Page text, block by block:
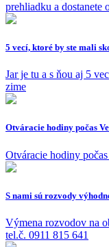
prehliadku a dostanete
5 vecí, ktoré by ste mali
Jar je tu a s ňou aj 5
zime
Otváracie hodiny počas
Otváracie hodiny
S nami sú rozvody
Výmena rozvodov na
tel.č. 0911 815 641